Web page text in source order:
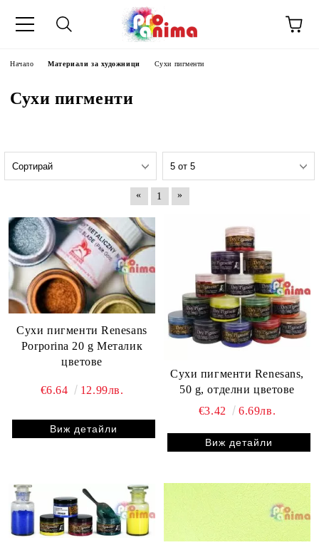
Начало Материали за художници Сухи пигменти
Сухи пигменти
« 1 »
Сухи пигменти Renesans
Porporina 20 g Металик
цветове
€6.64 12.99лв.
Виж детайли
Сухи пигменти Renesans,
50 g, отделни цветове
€3.42
6.69лв.
Виж детайли